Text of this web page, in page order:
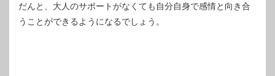
だんと、大人のサポートがなくても自分自身で感情と向き合
うことができるようになるでしょう。